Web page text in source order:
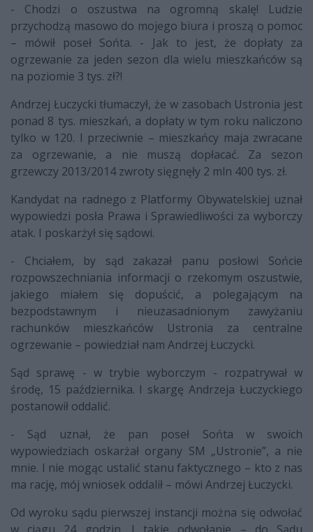
- Chodzi o oszustwa na ogromną skalę! Ludzie
przychodzą masowo do mojego biura i proszą o pomoc
– mówił poseł Sońta. - Jak to jest, że dopłaty za
ogrzewanie za jeden sezon dla wielu mieszkańców są
na poziomie 3 tys. zł?!
Andrzej Łuczycki tłumaczył, że w zasobach Ustronia jest
ponad 8 tys. mieszkań, a dopłaty w tym roku naliczono
tylko w 120. I przeciwnie – mieszkańcy maja zwracane
za ogrzewanie, a nie muszą dopłacać. Za sezon
grzewczy 2013/2014 zwroty sięgnęły 2 mln 400 tys. zł.
Kandydat na radnego z Platformy Obywatelskiej uznał
wypowiedzi posła Prawa i Sprawiedliwości za wyborczy
atak. I poskarżył się sądowi.
- Chciałem, by sąd zakazał panu posłowi Sońcie
rozpowszechniania informacji o rzekomym oszustwie,
jakiego miałem się dopuścić, a polegającym na
bezpodstawnym i nieuzasadnionym zawyżaniu
rachunków mieszkańców Ustronia za centralne
ogrzewanie – powiedział nam Andrzej Łuczycki.
Sąd sprawę - w trybie wyborczym - rozpatrywał w
środę, 15 października. I skargę Andrzeja Łuczyckiego
postanowił oddalić.
- Sąd uznał, że pan poseł Sońta w swoich
wypowiedziach oskarżał organy SM „Ustronie”, a nie
mnie. I nie mogąc ustalić stanu faktycznego – kto z nas
ma rację, mój wniosek oddalił – mówi Andrzej Łuczycki.
Od wyroku sądu pierwszej instancji można się odwołać
w ciągu 24 godzin. I takie odwołanie – do Sądu